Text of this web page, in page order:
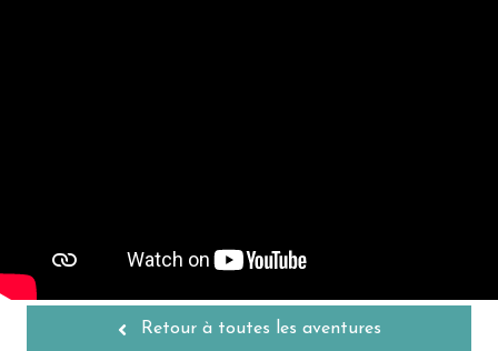
Retour à toutes les aventures